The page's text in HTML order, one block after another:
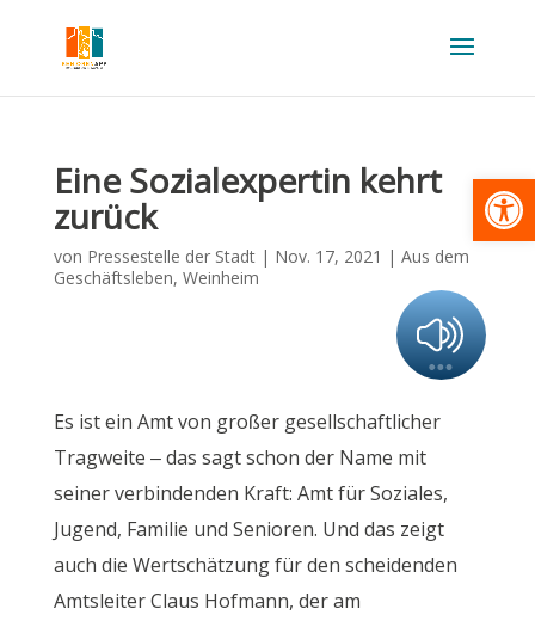
Eine Sozialexpertin kehrt
zurück
von Pressestelle der Stadt| Nov. 17, 2021 | Aus dem
Geschäftsleben, Weinheim
Es ist ein Amt von großer gesellschaftlicher
Tragweite – das sagt schon der Name mit
seiner verbindenden Kraft: Amt für Soziales,
Jugend, Familie und Senioren. Und das zeigt
auch die Wertschätzung für den scheidenden
Amtsleiter Claus Hofmann, der am